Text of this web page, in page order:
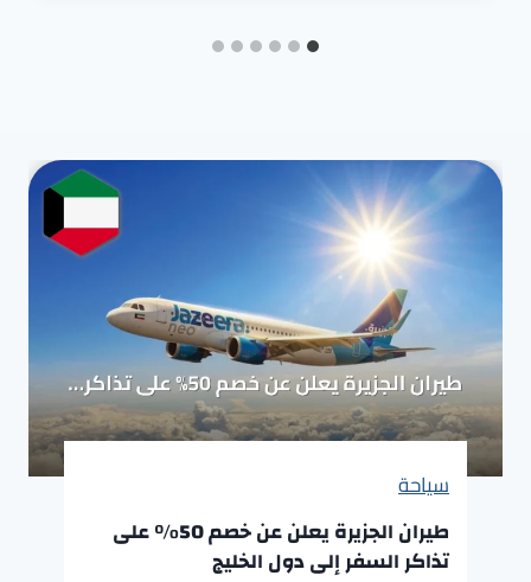
سياحة
طيران الجزيرة يعلن عن خصم 50% على
تذاكر السفر إلى دول الخليج